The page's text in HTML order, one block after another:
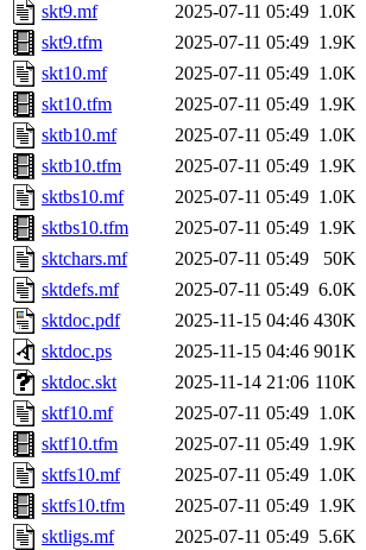
skt9.mf
2025-07-11 05:49 1.0K
skt9.tfm
2025-07-11 05:49 1.9K
skt10.mf
2025-07-11 05:49 1.0K
skt10.tfm
2025-07-11 05:49 1.9K
sktb10.mf
2025-07-11 05:49 1.0K
sktb10.tfm
2025-07-11 05:49 1.9K
sktbs10.mf
2025-07-11 05:49 1.0K
sktbs10.tfm
2025-07-11 05:49 1.9K
sktchars.mf
2025-07-11 05:49
50K
sktdefs.mf
2025-07-11 05:49 6.0K
sktdoc.pdf
2025-11-15 04:46 430K
sktdoc.ps
2025-11-15 04:46 901K
sktdoc.skt
2025-11-14 21:06 110K
sktf10.mf
2025-07-11 05:49 1.0K
sktf10.tfm
2025-07-11 05:49 1.9K
sktfs10.mf
2025-07-11 05:49 1.0K
sktfs10.tfm
2025-07-11 05:49 1.9K
sktligs.mf
2025-07-11 05:49 5.6K